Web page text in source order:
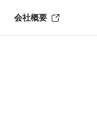
会社概要